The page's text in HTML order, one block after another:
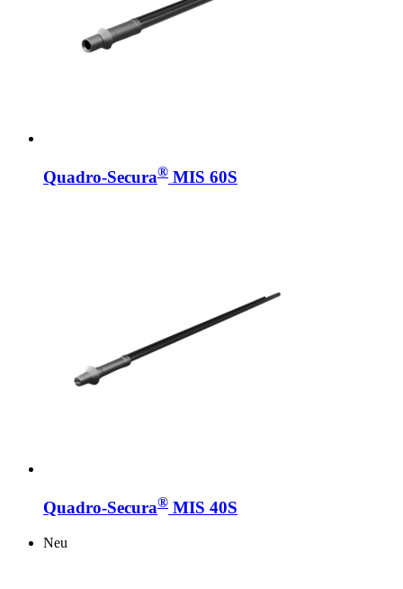
Quadro-Secura® MIS 60S
Quadro-Secura® MIS 40S
Neu